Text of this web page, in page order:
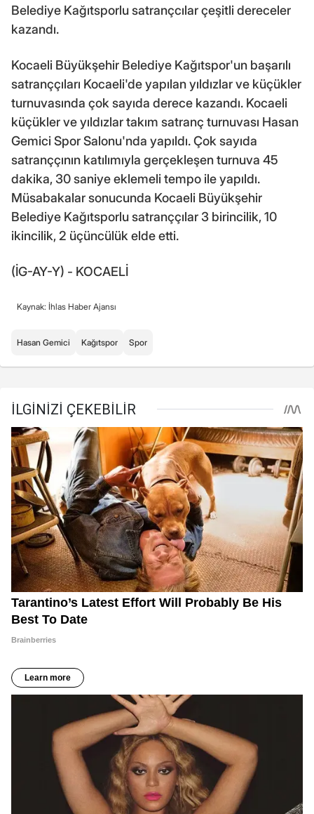
Belediye Kağıtsporlu satrançcılar çeşitli dereceler
kazandı.
Kocaeli Büyükşehir Belediye Kağıtspor'un başarılı
satranççıları Kocaeli'de yapılan yıldızlar ve küçükler
turnuvasında çok sayıda derece kazandı. Kocaeli
küçükler ve yıldızlar takım satranç turnuvası Hasan
Gemici Spor Salonu'nda yapıldı. Çok sayıda
satranççının katılımıyla gerçekleşen turnuva 45
dakika, 30 saniye eklemeli tempo ile yapıldı.
Müsabakalar sonucunda Kocaeli Büyükşehir
Belediye Kağıtsporlu satranççılar 3 birincilik, 10
ikincilik, 2 üçüncülük elde etti.
(İG-AY-Y) - KOCAELİ
Kaynak: İhlas Haber Ajansı
Hasan Gemici Kağıtspor Spor